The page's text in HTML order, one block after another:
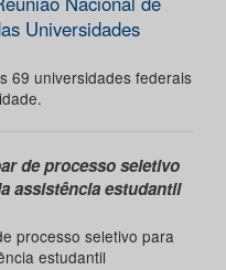
Universidades
69 universidades federais
de processo seletivo
assistência estudantil
processo seletivo para
estudantil